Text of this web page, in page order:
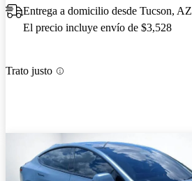
Entrega a domicilio desde Tucson, AZ
El precio incluye envío de $3,528
Trato justo